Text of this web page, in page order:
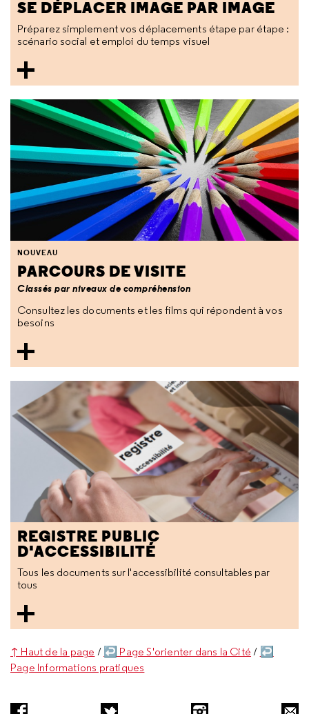
SE DÉPLACER IMAGE PAR IMAGE
Préparez simplement vos déplacements étape par étape :
scénario social et emploi du temps visuel
PARCOURS DE VISITE
NOUVEAU
Classés par niveaux de compréhension
Consultez les documents et les films qui répondent à vos
besoins
REGISTRE PUBLIC
D'ACCESSIBILITÉ
Tous les documents sur l'accessibilité consultables par
tous
↑ Haut de la page / ↩ Page S'orienter dans la Cité / ↩
Page Informations pratiques